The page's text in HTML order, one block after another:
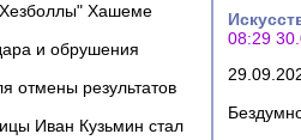
Хашеме
и обрушения
отмены результатов
Иван Кузьмин стал
08:29